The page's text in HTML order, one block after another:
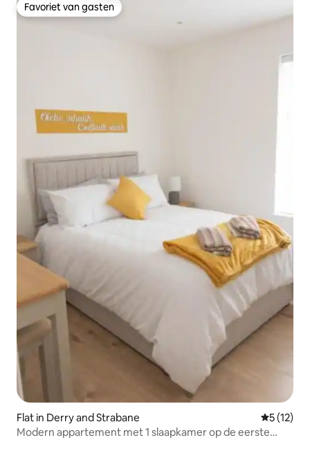
Favoriet van gasten
Favoriet van gasten
Flat in Derry and Strabane
5 (12)
Modern appartement met 1 slaapkamer op de eerste